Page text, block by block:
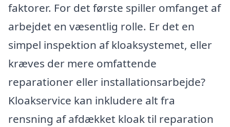
faktorer. For det første spiller omfanget af
arbejdet en væsentlig rolle. Er det en
simpel inspektion af kloaksystemet, eller
kræves der mere omfattende
reparationer eller installationsarbejde?
Kloakservice kan inkludere alt fra
rensning af afdækket kloak til reparation